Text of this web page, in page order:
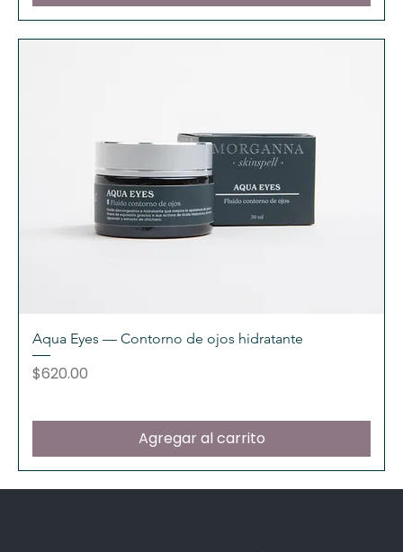
Aqua Eyes — Contorno de ojos hidratante
Precio
$620.00
Agregar al carrito